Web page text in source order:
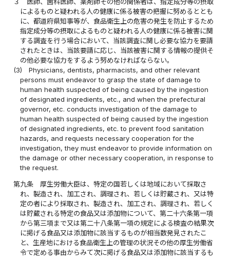
によるものと疑われる人の健康に係る被害の把握に努めるととも
に、都道府県知事等が、食品衛生上の危害の発生を防止するため
指定成分等の摂取によるものと疑われる人の健康に係る被害に関
する調査を行う場合において、当該調査に関し必要な協力を要請
されたときは、当該要請に応じ、当該被害に関する情報の提供そ
の他必要な協力をするよう努めなければならない。
(3)
Physicians, dentists, pharmacists, and other relevant
persons must endeavor to grasp the state of damage to
human health suspected of being caused by the ingestion
of designated ingredients, etc., and when the prefectural
governor, etc. conducts investigation of the damage to
human health suspected of being caused by the ingestion
of designated ingredients, etc. to prevent food sanitation
hazards, and requests necessary cooperation for the
investigation, they must endeavor to provide information on
the damage or other necessary cooperation, in response to
the request.
第九条
厚生労働大臣は、特定の国若しくは地域において採取さ
れ、製造され、加工され、調理され、若しくは貯蔵され、又は特
定の者により採取され、製造され、加工され、調理され、若しく
は貯蔵される特定の食品又は添加物について、第二十六条第一項
から第三項まで又は第二十八条第一項の規定による検査の結果次
に掲げる食品又は添加物に該当するものが相当数発見されたこ
と、生産地における食品衛生上の管理の状況その他の厚生労働省
令で定める事由からみて次に掲げる食品又は添加物に該当するも